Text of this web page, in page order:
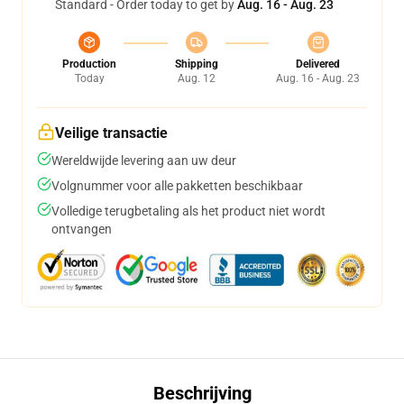
Standard - Order today to get byAug. 16 - Aug. 23
Production
Today
Shipping
Aug. 12
Delivered
Aug. 16 - Aug. 23
Veilige transactie
Wereldwijde levering aan uw deur
Volgnummer voor alle pakketten beschikbaar
Volledige terugbetaling als het product niet wordt
ontvangen
Beschrijving